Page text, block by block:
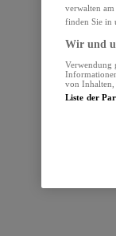
verwalten
finden Sie in
Wir und
Verwendung
von Inhalten,
Liste der